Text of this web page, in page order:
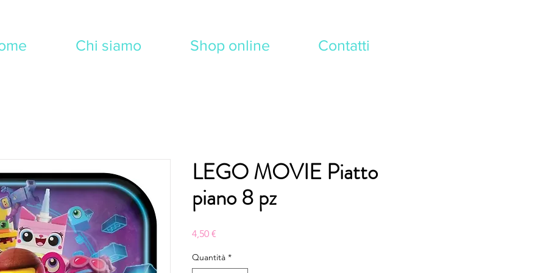
Chi siamo Shop online Contatti
LEGO MOVIE Piatto
piano 8 pz
4,50 €Prezzo
Quantità *